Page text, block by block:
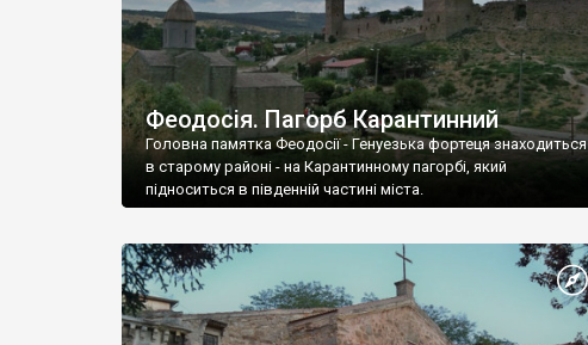
Феодосія. Пагорб Карантинний
Головна памятка Феодосії - Генуезька фортеця знаходиться
в старому районі - на Карантинному пагорбі, який
підноситься в південній частині міста.